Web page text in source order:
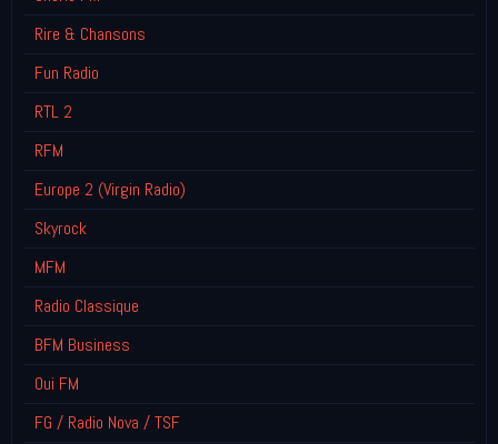
Rire & Chansons
Fun Radio
RTL 2
RFM
Europe 2 (Virgin Radio)
Skyrock
MFM
Radio Classique
BFM Business
Oui FM
FG / Radio Nova / TSF